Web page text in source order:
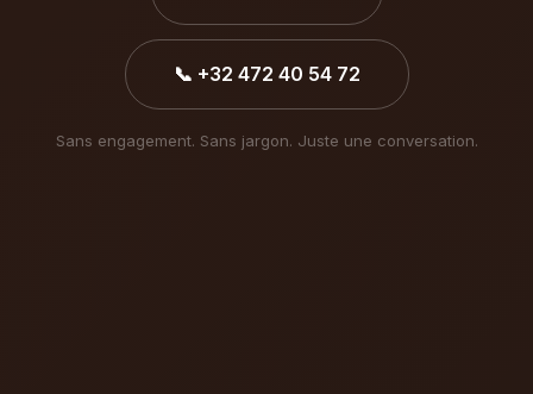
📞 +32 472 40 54 72
Sans engagement. Sans jargon. Juste une conversation.